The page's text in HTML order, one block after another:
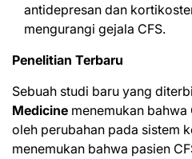
antidepresan dan
mengurangi gejala CFS.
Penelitian Terbaru
Sebuah studi baru yang
Medicine menemukan
oleh perubahan pada sistem
menemukan bahwa pasien